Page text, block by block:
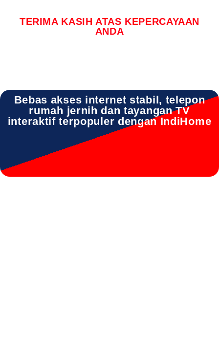
TERIMA KASIH ATAS KEPERCAYAAN
ANDA
Bebas akses internet stabil, telepon
rumah jernih dan tayangan TV
interaktif terpopuler dengan IndiHome